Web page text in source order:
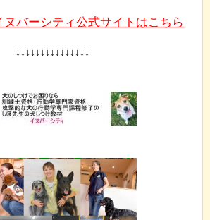
ヌバーシティ公式サイトはこちら
↓↓↓↓↓↓↓↓↓↓↓↓↓↓↓